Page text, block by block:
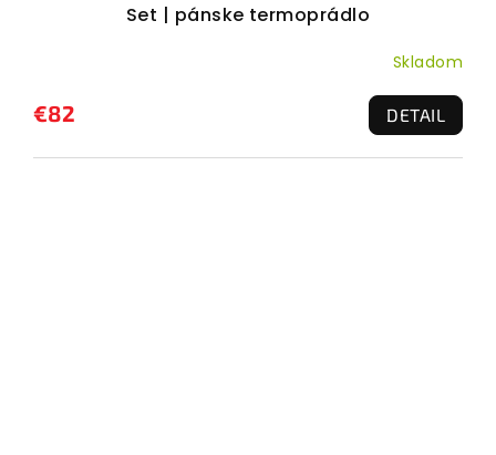
Set | pánske termoprádlo
Skladom
€82 DETAIL